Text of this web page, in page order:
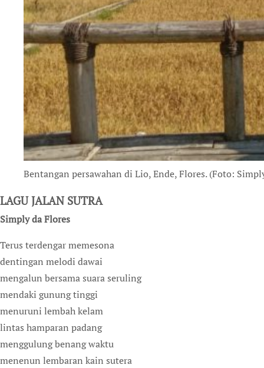
Bentangan persawahan di Lio, Ende, Flores. (Foto:
LAGU JALAN SUTRA
Simply da Flores
Terus terdengar memesona
dentingan melodi dawai
mengalun bersama suara seruling
mendaki gunung tinggi
menuruni lembah kelam
lintas hamparan padang
menggulung benang waktu
menenun lembaran kain sutera